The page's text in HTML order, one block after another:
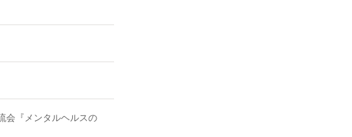
会『メンタルヘルスの